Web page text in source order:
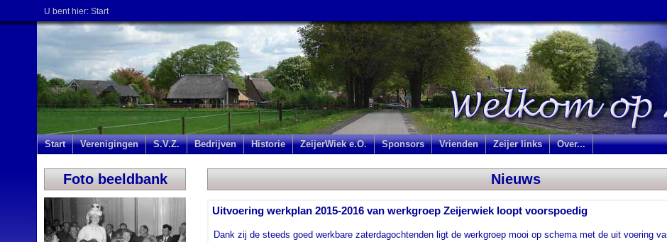
U bent hier: Start
Start Verenigingen S.V.Z. Bedrijven Historie ZeijerWiek e.O. Sponsors Vrienden Zeijer links Over...
Foto beeldbank Nieuws
Uitvoering werkplan 2015-2016 van werkgroep Zeijerwiek loopt voorspoedig
Dank zij de steeds goed werkbare zaterdagochtenden ligt de werkgroep mooi op schema met de uit voering